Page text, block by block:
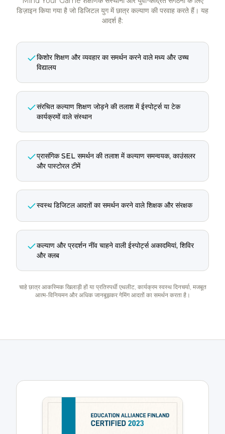
डिज़ाइन किया गया है जो डिजिटल युग में छात्र कल्याण की परवाह करते हैं। यह
आदर्श है:
किशोर शिक्षण और व्यवहार का समर्थन करने वाले मध्य और उच्च
विद्यालय
संरचित कल्याण शिक्षण जोड़ने की तलाश में ईस्पोर्ट्स या टेक
कार्यक्रमों वाले संस्थान
प्रासंगिक SEL समर्थन की तलाश में कल्याण समन्वयक, काउंसलर
और पास्टोरल टीमें
स्वस्थ डिजिटल आदतों का समर्थन करने वाले शिक्षक और संरक्षक
कल्याण और प्रदर्शन नींव चाहने वाली ईस्पोर्ट्स अकादमियां, शिविर
और क्लब
चाहे छात्र आकस्मिक खिलाड़ी हों या प्रतिस्पर्धी एथलीट, कार्यक्रम स्वस्थ दिनचर्या, मजबूत
आत्म-विनियमन और अधिक जानबूझकर गेमिंग आदतों का समर्थन करता है।